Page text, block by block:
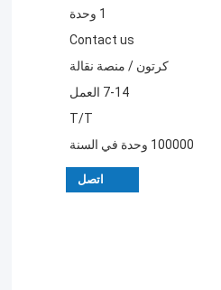
1 وحدة
Contact us
كرتون / منصة نقالة
7-14 العمل
T/T
100000 وحدة في السنة
اتصل